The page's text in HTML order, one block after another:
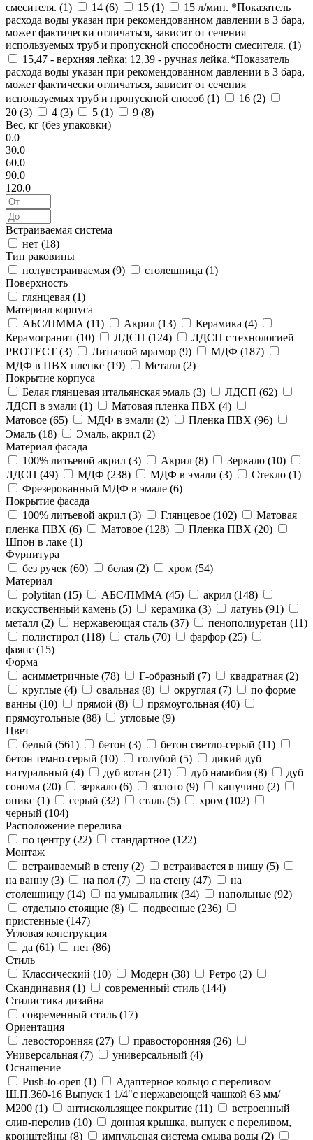
смесителя. (1) 14 (6) 15 (1)
15 л/мин. *Показатель
расхода воды указан при рекомендованном давлении в 3 бара,
может фактически отличаться, зависит от сечения
используемых труб и пропускной способности смесителя. (1)
15,47 - верхняя лейка; 12,39 - ручная лейка.*Показатель
расхода воды указан при рекомендованном давлении в 3 бара,
может фактически отличаться, зависит от сечения
используемых труб и пропускной способ (1) 16 (2)
20 (3) 4 (3) 5 (1) 9 (8)
Вес, кг (без упаковки)
0.0
30.0
60.0
90.0
120.0
Встраиваемая система
нет (18)
Тип раковины
полувстраиваемая (9) столешница (1)
Поверхность
глянцевая (1)
Материал корпуса
АБС/ПММА (11) Акрил (13) Керамика (4)
Керамогранит (10) ЛДСП (124)
ЛДСП с технологией
PROTECT (3) Литьевой мрамор (9) МДФ (187)
МДФ в ПВХ пленке (19) Металл (2)
Покрытие корпуса
Белая глянцевая итальянская эмаль (3) ЛДСП (62)
ЛДСП в эмали (1) Матовая пленка ПВХ (4)
Матовое (65) МДФ в эмали (2) Пленка ПВХ (96)
Эмаль (18) Эмаль, акрил (2)
Материал фасада
100% литьевой акрил (3) Акрил (8) Зеркало (10)
ЛДСП (49) МДФ (238) МДФ в эмали (3) Стекло (1)
Фрезерованный МДФ в эмале (6)
Покрытие фасада
100% литьевой акрил (3) Глянцевое (102)
Матовая
пленка ПВХ (6) Матовое (128) Пленка ПВХ (20)
Шпон в лаке (1)
Фурнитура
без ручек (60) белая (2) хром (54)
Материал
polytitan (15) АБС/ПММА (45) акрил (148)
искусственный камень (5) керамика (3) латунь (91)
металл (2) нержавеющая сталь (37) пенополиуретан (11)
полистирол (118) сталь (70) фарфор (25)
фаянс (15)
Форма
асимметричные (78) Г-образный (7) квадратная (2)
круглые (4) овальная (8) округлая (7)
по форме
ванны (10) прямой (8) прямоугольная (40)
прямоугольные (88) угловые (9)
Цвет
белый (561) бетон (3) бетон светло-серый (11)
бетон темно-серый (10) голубой (5)
дикий дуб
натуральный (4) дуб вотан (21) дуб намибия (8)
дуб
сонома (20) зеркало (6) золото (9) капучино (2)
оникс (1) серый (32) сталь (5) хром (102)
черный (104)
Расположение перелива
по центру (22) стандартное (122)
Монтаж
встраиваемый в стену (2) встраивается в нишу (5)
на ванну (3) на пол (7) на стену (47)
на
столешницу (14) на умывальник (34) напольные (92)
отдельно стоящие (8) подвесные (236)
пристенные (147)
Угловая конструкция
да (61) нет (86)
Стиль
Классический (10) Модерн (38) Ретро (2)
Скандинавия (1) современный стиль (144)
Стилистика дизайна
современный стиль (17)
Ориентация
левосторонняя (27) правосторонняя (26)
Универсальная (7) универсальный (4)
Оснащение
Push-to-open (1)
Адаптерное кольцо с переливом
Ш.П.360-16 Выпуск 1 1/4"с нержавеющей чашкой 63 мм/
М200 (1) антискользящее покрытие (11)
встроенный
слив-перелив (10)
донная крышка, выпуск с переливом,
кронштейны (8) импульсная система смыва воды (2)